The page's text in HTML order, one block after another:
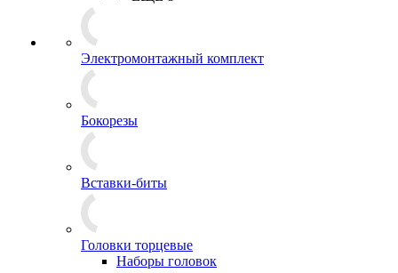
Электромонтажный комплект
Бокорезы
Вставки-биты
Головки торцевые
Наборы головок